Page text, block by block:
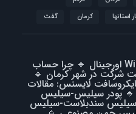
استانها کرمان گفت
🔹 چرا حساب
شرکت در شهر کرمان 🔹
لایسنس: مقالات
🔹پودر سیلیس-سیلیس
سندبلاست-سیلیس